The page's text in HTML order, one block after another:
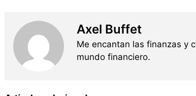
Axel Buffet
Me encantan las finanzas y
mundo financiero.